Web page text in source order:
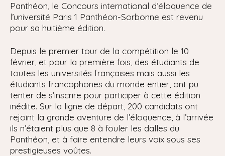
Panthéon, le Concours international d’éloquence de
l’université Paris 1 Panthéon-Sorbonne est revenu
pour sa huitième édition.
Depuis le premier tour de la compétition le 10
février, et pour la première fois, des étudiants de
toutes les universités françaises mais aussi les
étudiants francophones du monde entier, ont pu
tenter de s’inscrire pour participer à cette édition
inédite. Sur la ligne de départ, 200 candidats ont
rejoint la grande aventure de l’éloquence, à l’arrivée
ils n’étaient plus que 8 à fouler les dalles du
Panthéon, et à faire entendre leurs voix sous ses
prestigieuses voûtes.